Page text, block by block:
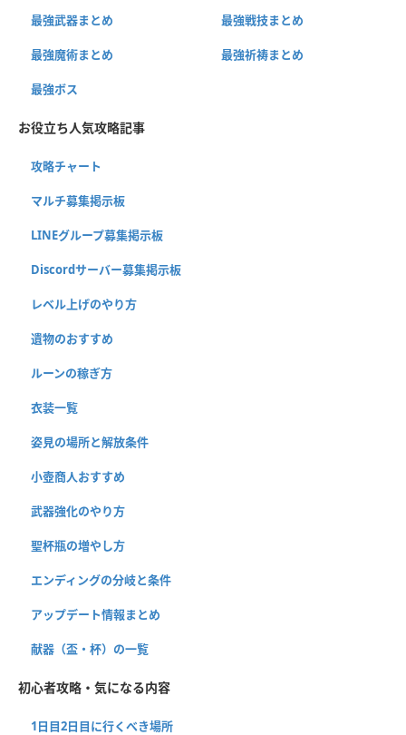
最強武器まとめ 最強戦技まとめ
最強魔術まとめ 最強祈祷まとめ
最強ボス
お役立ち人気攻略記事
攻略チャート
マルチ募集掲示板
LINEグループ募集掲示板
Discordサーバー募集掲示板
レベル上げのやり方
遺物のおすすめ
ルーンの稼ぎ方
衣装一覧
姿見の場所と解放条件
小壺商人おすすめ
武器強化のやり方
聖杯瓶の増やし方
エンディングの分岐と条件
アップデート情報まとめ
献器（盃・杯）の一覧
初心者攻略・気になる内容
1日目2日目に行くべき場所